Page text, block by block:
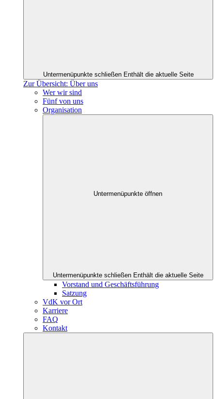
Untermenüpunkte schließen Enthält die aktuelle Seite
Zur Übersicht: Über uns
Wer wir sind
Fünf von uns
Organisation
Untermenüpunkte öffnen
Untermenüpunkte schließen Enthält die aktuelle Seite
Vorstand und Geschäftsführung
Satzung
VdK vor Ort
Karriere
FAQ
Kontakt